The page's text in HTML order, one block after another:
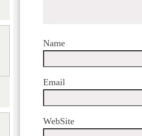
Name
Email
WebSite